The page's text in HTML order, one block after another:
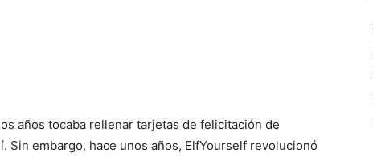
años tocaba rellenar tarjetas de felicitación de
Sin embargo, hace unos años, ElfYourself revolucionó